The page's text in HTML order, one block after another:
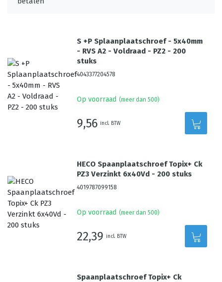
S +P Splaanplaatschroef - 5x40mm
- RVS A2 - Voldraad - PZ2 - 200
stuks
4043377204578
Op voorraad (meer dan 500)
9,56 incl. BTW
HECO Spaanplaatschroef Topix+ Ck
PZ3 Verzinkt 6x40Vd - 200 stuks
4019787099158
Op voorraad (meer dan 500)
22,39 incl. BTW
Spaanplaatschroef Topix+ Ck